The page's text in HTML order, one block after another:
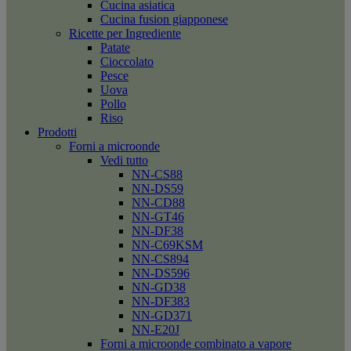
Cucina asiatica
Cucina fusion giapponese
Ricette per Ingrediente
Patate
Cioccolato
Pesce
Uova
Pollo
Riso
Prodotti
Forni a microonde
Vedi tutto
NN-CS88
NN-DS59
NN-CD88
NN-GT46
NN-DF38
NN-C69KSM
NN-CS894
NN-DS596
NN-GD38
NN-DF383
NN-GD371
NN-E20J
Forni a microonde combinato a vapore